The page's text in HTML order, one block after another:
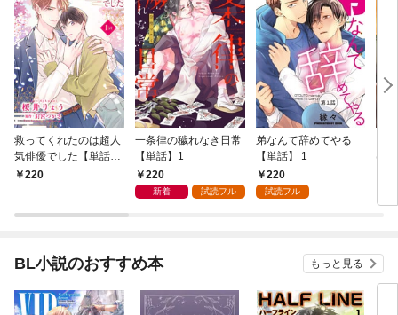
救ってくれたのは超人
気俳優でした【単話】
1 220
一条律の穢れなき日常
【単話】1
220
新着 試読フル
弟なんて辞めてやる
【単話】 1
220
試読フル
は
BL小説のおすすめ本 もっと見る